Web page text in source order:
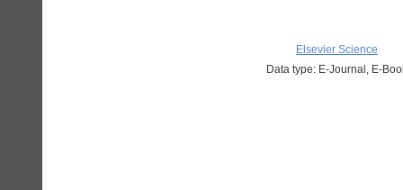
Elsevier Science
Data type: E-Journal, E-